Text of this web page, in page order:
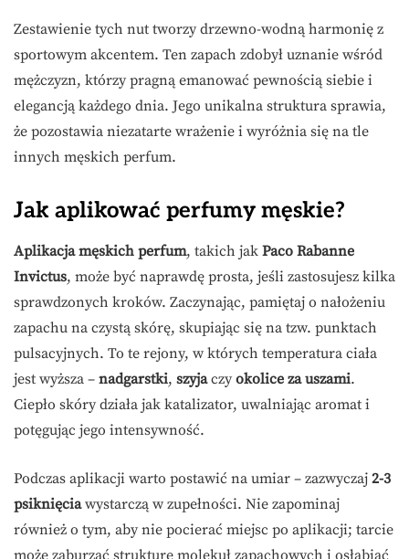
Zestawienie tych nut tworzy drzewno-wodną harmonię z
sportowym akcentem. Ten zapach zdobył uznanie wśród
mężczyzn, którzy pragną emanować pewnością siebie i
elegancją każdego dnia. Jego unikalna struktura sprawia,
że pozostawia niezatarte wrażenie i wyróżnia się na tle
innych męskich perfum.
Jak aplikować perfumy męskie?
Aplikacja męskich perfum, takich jak Paco Rabanne
Invictus, może być naprawdę prosta, jeśli zastosujesz kilka
sprawdzonych kroków. Zaczynając, pamiętaj o nałożeniu
zapachu na czystą skórę, skupiając się na tzw. punktach
pulsacyjnych. To te rejony, w których temperatura ciała
jest wyższa – nadgarstki, szyjaczy okolice za uszami.
Ciepło skóry działa jak katalizator, uwalniając aromat i
potęgując jego intensywność.
Podczas aplikacji warto postawić na umiar – zazwyczaj 2-3
psiknięciawystarczą w zupełności. Nie zapominaj
również o tym, aby nie pocierać miejsc po aplikacji; tarcie
może zaburzać strukturę molekuł zapachowych i osłabiać